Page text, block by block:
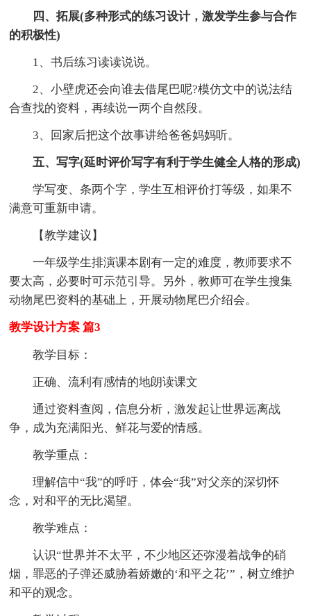
四、拓展(多种形式的练习设计，激发学生参与合作
的积极性)
1、书后练习读读说说。
2、小壁虎还会向谁去借尾巴呢?模仿文中的说法结
合查找的资料，再续说一两个自然段。
3、回家后把这个故事讲给爸爸妈妈听。
五、写字(延时评价写字有利于学生健全人格的形成)
学写变、条两个字，学生互相评价打等级，如果不
满意可重新申请。
【教学建议】
一年级学生排演课本剧有一定的难度，教师要求不
要太高，必要时可示范引导。另外，教师可在学生搜集
动物尾巴资料的基础上，开展动物尾巴介绍会。
教学设计方案 篇3
教学目标：
正确、流利有感情的地朗读课文
通过资料查阅，信息分析，激发起让世界远离战
争，成为充满阳光、鲜花与爱的情感。
教学重点：
理解信中“我”的呼吁，体会“我”对父亲的深切怀
念，对和平的无比渴望。
教学难点：
认识“世界并不太平，不少地区还弥漫着战争的硝
烟，罪恶的子弹还威胁着娇嫩的‘和平之花’”，树立维护
和平的观念。